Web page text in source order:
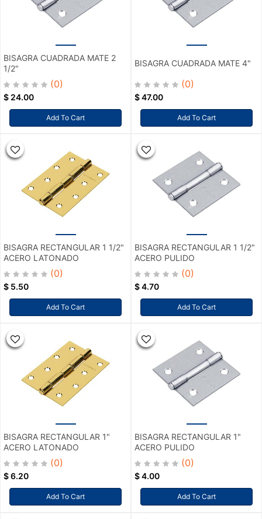
BISAGRA CUADRADA MATE 2
1/2"
(0)
$ 24.00
Add To Cart
BISAGRA CUADRADA MATE 4"
(0)
$47.00
Add To Cart
BISAGRA RECTANGULAR 1 1/2"
ACERO LATONADO
(0)
$ 5.50
Add To Cart
BISAGRA RECTANGULAR 1 1/2"
ACERO PULIDO
(0)
$4.70
Add To Cart
BISAGRA RECTANGULAR 1"
ACERO LATONADO
(0)
$6.20
Add To Cart
BISAGRA RECTANGULAR 1"
ACERO PULIDO
(0)
$4.00
Add To Cart